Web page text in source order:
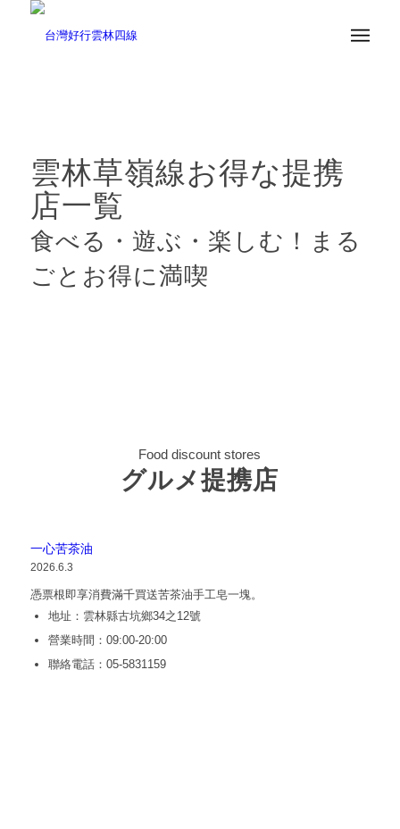
雲林草嶺線お得な提携
店一覧
食べる・遊ぶ・楽しむ！まる
ごとお得に満喫
Food discount stores
グルメ提携店
一心苦茶油
2026.6.3
憑票根即享消費滿千買送苦茶油手工皂一塊。
地址：雲林縣古坑鄉34之12號
營業時間：09:00-20:00
聯絡電話：05-5831159